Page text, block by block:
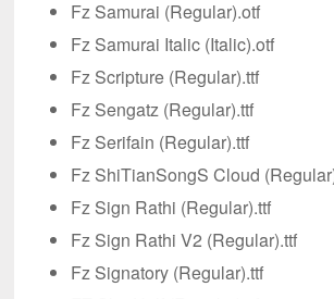
Fz Samurai (Regular).otf
Fz Samurai Italic (Italic).otf
Fz Scripture (Regular).ttf
Fz Sengatz (Regular).ttf
Fz Serifain (Regular).ttf
Fz ShiTianSongS Cloud
Fz Sign Rathi (Regular).ttf
Fz Sign Rathi V2 (Regular).ttf
Fz Signatory (Regular).ttf